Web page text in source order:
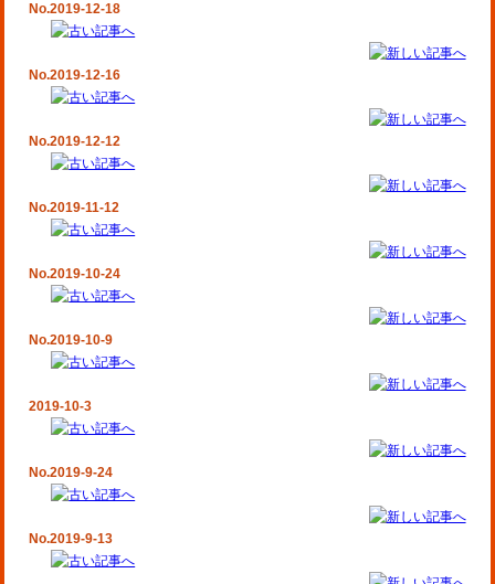
No.2019-12-18
No.2019-12-16
No.2019-12-12
No.2019-11-12
No.2019-10-24
No.2019-10-9
2019-10-3
No.2019-9-24
No.2019-9-13